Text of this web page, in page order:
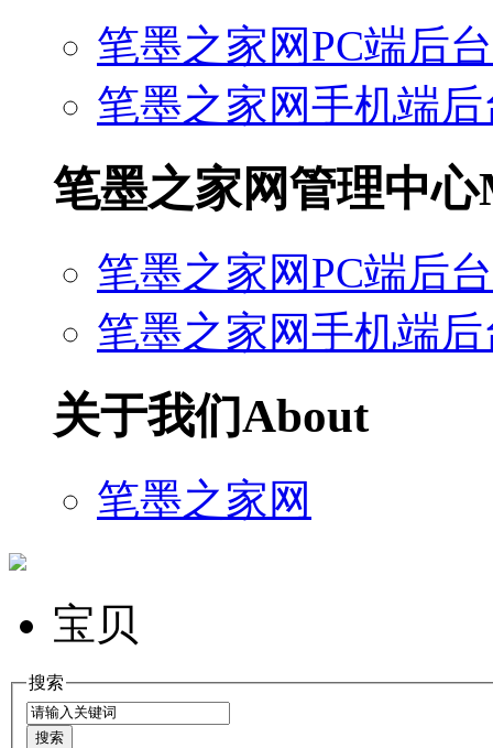
笔墨之家网PC端后台
笔墨之家网手机端后
笔墨之家网管理中心
笔墨之家网PC端后台
笔墨之家网手机端后
关于我们About
笔墨之家网
宝贝
搜索